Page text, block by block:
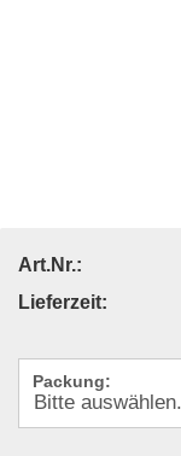
Art.Nr.:
Lieferzeit:
Packung: